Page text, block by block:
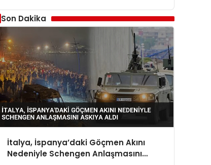
Son Dakika
İtalya, İspanya’daki Göçmen Akını
Nedeniyle Schengen Anlaşmasını